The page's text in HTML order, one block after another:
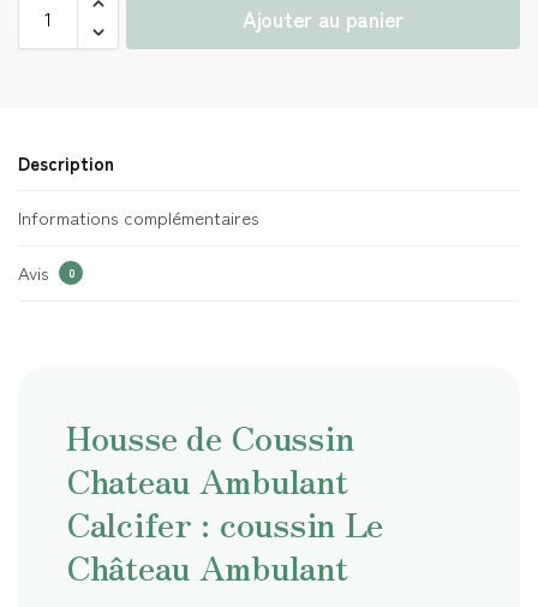
Ajouter au panier
Description
Informations complémentaires
Avis 0
Housse de Coussin
Chateau Ambulant
Calcifer : coussin Le
Château Ambulant